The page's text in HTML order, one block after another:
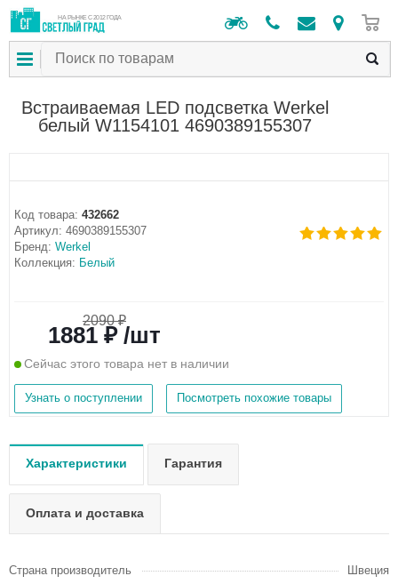
НА РЫНКЕ С 2012 ГОДА
Встраиваемая LED подсветка Werkel
белый W1154101 4690389155307
Код товара: 432662
Артикул: 4690389155307
Бренд: Werkel
Коллекция: Белый
2090 ₽
1881 ₽ /шт
Сейчас этого товара нет в наличии
Узнать о поступлении Посмотреть похожие товары
Характеристики Гарантия
Оплата и доставка
Страна производитель
Швеция